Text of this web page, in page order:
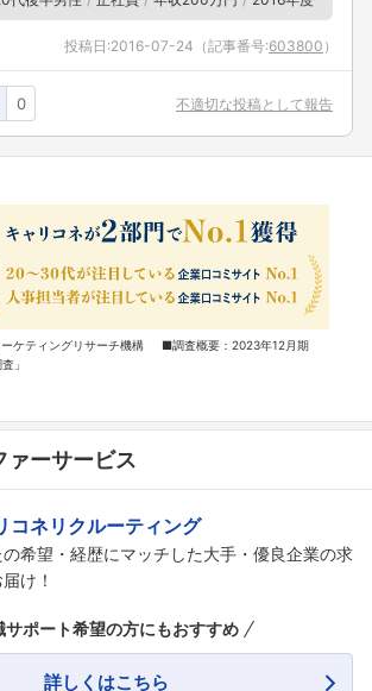
投稿日:2016-07-24 （記事番号:603800 ）
0 不適切な投稿として報告
ケティングリサーチ機構 ■調査概要：2023年12月期
」
ァーサービス
コネリクルーティング
の希望・経歴にマッチした大手・優良企業の求
け！
サポート希望の方にもおすすめ
詳しくはこちら